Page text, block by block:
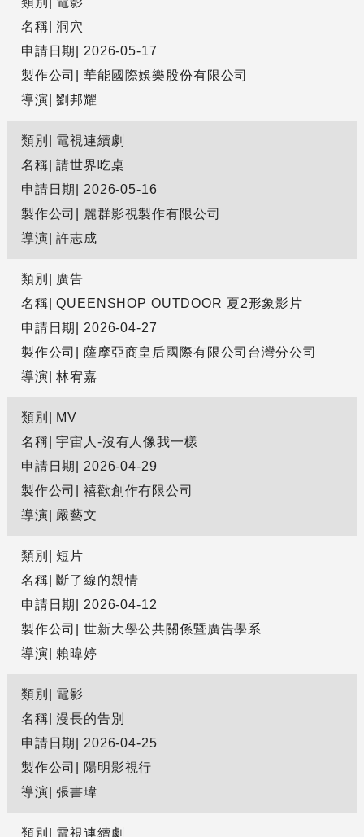
名稱 洞穴
申請日期
2026-05-17
製作公司
華能國際娛樂股份有限公司
導演 劉邦耀
類別
電視連續劇
名稱 請世界吃桌
申請日期
2026-05-16
製作公司
麗群影視製作有限公司
導演 許志成
類別
廣告
名稱 QUEENSHOP OUTDOOR 夏2形象影片
申請日期
2026-04-27
製作公司
薩摩亞商皇后國際有限公司台灣分公司
導演 林宥嘉
類別
MV
名稱 宇宙人-沒有人像我一樣
申請日期
2026-04-29
製作公司
禧歡創作有限公司
導演
嚴藝文
類別
短片
名稱
斷了線的親情
申請日期
2026-04-12
製作公司
世新大學公共關係暨廣告學系
導演
賴暐婷
類別
電影
名稱 漫長的告別
申請日期
2026-04-25
製作公司
陽明影視行
導演 張書瑋
類別 電視連續劇